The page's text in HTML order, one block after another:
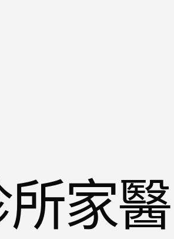
家醫